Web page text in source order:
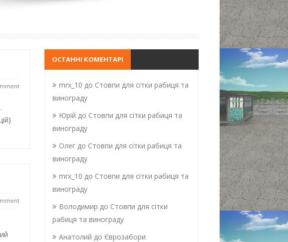
ОСТАННІ КОМЕНТАРІ
mrx_10 до Стовпи для сітки рабиця та
винограду
Юрій до Стовпи для сітки рабиця та
винограду
Олег до Стовпи для сітки рабиця та
винограду
mrx_10 до Стовпи для сітки рабиця та
винограду
Володимир до Стовпи для сітки
рабиця та винограду
Анатолий до Єврозабори